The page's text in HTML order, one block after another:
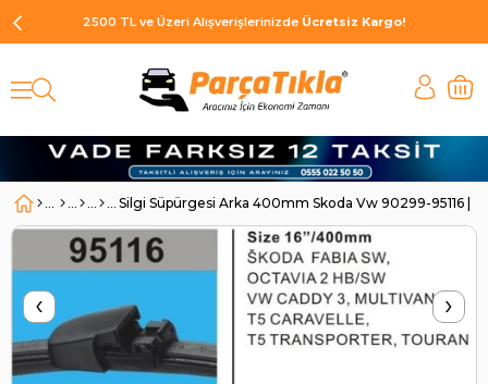
2500 TL ve Üzeri Alışverişlerinizde Ücretsiz Kargo!
Silgi Süpürgesi Arka 400mm Skoda Vw 90299-95116 |
‹ ›